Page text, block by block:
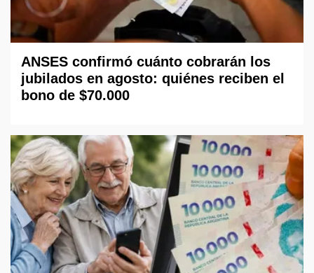
ANSES confirmó cuánto cobrarán los
jubilados en agosto: quiénes reciben el
bono de $70.000